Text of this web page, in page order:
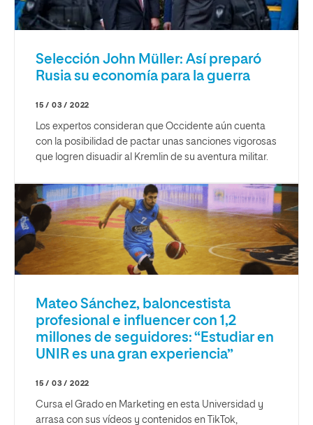
Selección John Müller: Así preparó
Rusia su economía para la guerra
15 / 03 / 2022
Los expertos consideran que Occidente aún cuenta
con la posibilidad de pactar unas sanciones vigorosas
que logren disuadir al Kremlin de su aventura militar.
Mateo Sánchez, baloncestista
profesional e influencer con 1,2
millones de seguidores: “Estudiar en
UNIR es una gran experiencia”
15 / 03 / 2022
Cursa el Grado en Marketing en esta Universidad y
arrasa con sus vídeos y contenidos en TikTok,